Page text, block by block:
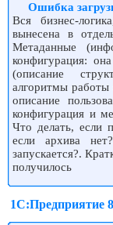
Ошибка
Вся бизнес-
вынесена в
Метаданные
конфигурация:
(описание
алгоритмы
описание
конфигурация и
Что делать, если
если архива
запускается?.
получилось
1С:Предприятие